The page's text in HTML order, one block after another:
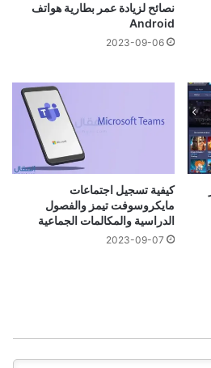
نصائح لزيادة عمر بطارية هواتف
Android
2023-09-06
كيفية تسجيل اجتماعات
مايكروسوفت تيمز والفصول
الدراسية والمكالمات الجماعية
2023-09-07